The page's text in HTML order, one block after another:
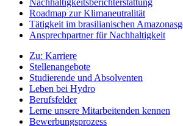
Nachhaltigkeitsberichterstattung
Roadmap zur Klimaneutralität
Tätigkeit im brasilianischen
Ansprechpartner für Nachhaltigkeit
Zu: Karriere
Stellenangebote
Studierende und Absolventen
Leben bei Hydro
Berufsfelder
Lerne unsere Mitarbeitenden kennen
Bewerbungsprozess